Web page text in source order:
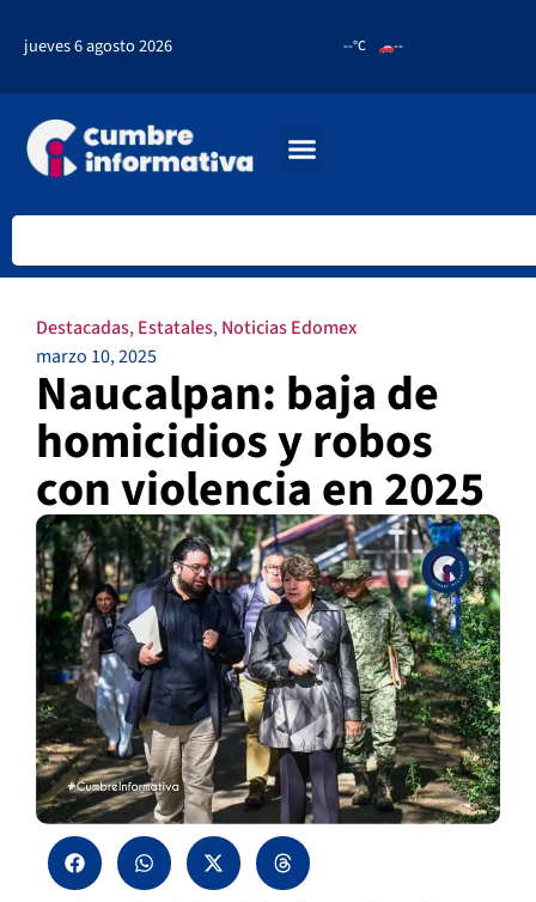
jueves 6 agosto 2026 --°C --
Destacadas,Estatales,Noticias Edomex
marzo 10, 2025
Naucalpan: baja de
homicidios y robos
con violencia en 2025